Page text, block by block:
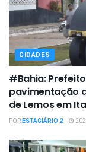
CIDADES
#Bahia:
pavimentação
de Lemos em
PORESTAGIÁRIO 2